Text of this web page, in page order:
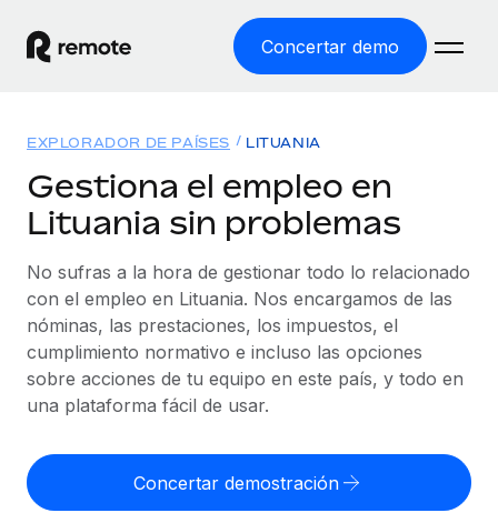
Concertar demo
EMPLEO GLOBAL
Nómina global
Gestiona las nóminas de forma sencilla y conforme a la
legalidad.
Employer of Record
Expándete en todo el mundo sin gastar en entidades.
cumpliendo la normativa.
Soluciones
COBERTURA MUNDIAL
Explorador de países
Consulta el soporte del empleo global según el país.
Explorador estatal de EE. UU.
Simplifica la contratación en todos los estados de EE.
Comparador de Remote
Compáranos con otras empresas.
Recursos
HERRAMIENTAS Y CALCULADORAS
Calculadora del riesgo de clasificación errónea
Consulta el riesgo de clasificación errónea por país.
cualquier país.
Precios
English
EXPLORADOR DE PAÍSES LITUANIA
Gestiona el empleo en
Lituania sin problemas
No sufras a la hora de gestionar todo lo relacionado
con el empleo en Lituania. Nos encargamos de las
nóminas, las prestaciones, los impuestos, el
cumplimiento normativo e incluso las opciones
sobre acciones de tu equipo en este país, y todo en
una plataforma fácil de usar.
Concertar demostración